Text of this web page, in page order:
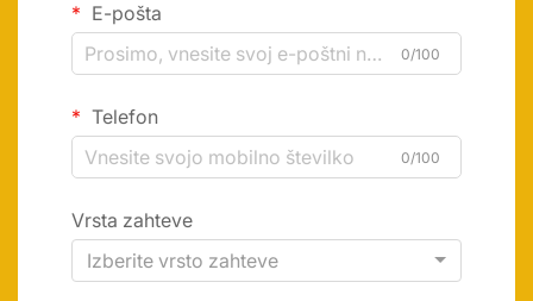
E-pošta
0/100
Telefon
0/100
Vrsta zahteve
Izberite vrsto zahteve